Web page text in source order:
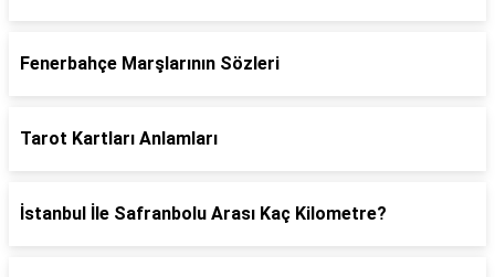
Fenerbahçe Marşlarının Sözleri
Tarot Kartları Anlamları
İstanbul İle Safranbolu Arası Kaç Kilometre?